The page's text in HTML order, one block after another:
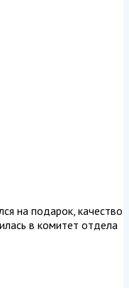
на подарок, качество
в комитет отдела